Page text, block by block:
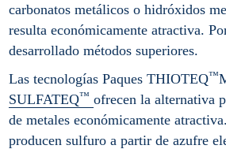
carbonatos metálicos o hidróxidos
resulta económicamente atractiva.
desarrollado métodos superiores.
Las tecnologías Paques THIOTEQ™
SULFATEQ™ ofrecen la alternativa
de metales económicamente
producen sulfuro a partir de azufre